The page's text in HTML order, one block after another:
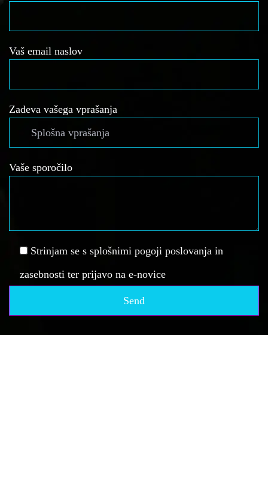
Vaš email naslov
Zadeva vašega vprašanja
Vaše sporočilo
Strinjam se s splošnimi pogoji poslovanja in
zasebnosti ter prijavo na e-novice